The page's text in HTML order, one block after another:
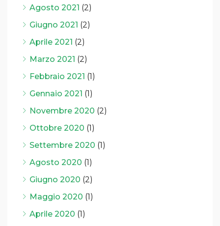
Agosto 2021 (2)
Giugno 2021 (2)
Aprile 2021 (2)
Marzo 2021 (2)
Febbraio 2021 (1)
Gennaio 2021 (1)
Novembre 2020 (2)
Ottobre 2020 (1)
Settembre 2020 (1)
Agosto 2020 (1)
Giugno 2020 (2)
Maggio 2020 (1)
Aprile 2020 (1)